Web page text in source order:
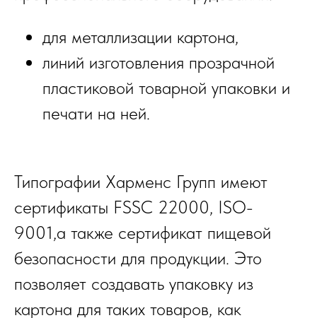
для металлизации картона,
линий изготовления прозрачной
пластиковой товарной упаковки и
печати на ней.
Типографии Харменс Групп имеют
сертификаты FSSC 22000, ISO-
9001,а также сертификат пищевой
безопасности для продукции. Это
позволяет создавать упаковку из
картона для таких товаров, как